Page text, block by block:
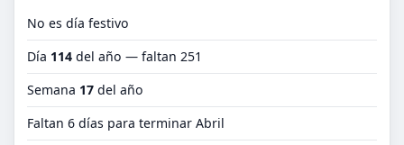
No es día festivo
Día 114 del año — faltan 251
Semana 17 del año
Faltan 6 días para terminar Abril